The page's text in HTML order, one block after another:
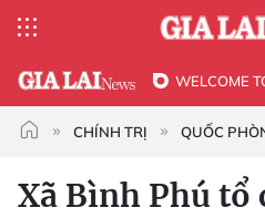
WELCOME
CHÍNH TRỊ QUỐC
Xã Bình Phú tổ